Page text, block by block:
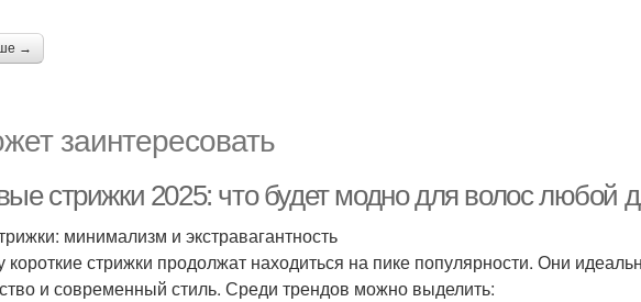
→
заинтересовать
стрижки 2025: что будет модно для волос любой
минимализм и экстравагантность
короткие стрижки продолжат находиться на пике популярности. Они
и современный стиль. Среди трендов можно выделить: